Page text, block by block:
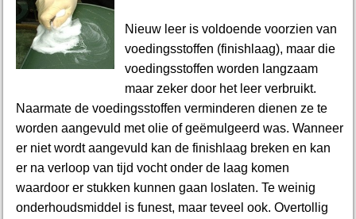
Nieuw leer is voldoende voorzien van
voedingsstoffen (finishlaag), maar die
voedingsstoffen worden langzaam
maar zeker door het leer verbruikt.
Naarmate de voedingsstoffen verminderen dienen ze te
worden aangevuld met olie of geëmulgeerd was. Wanneer
er niet wordt aangevuld kan de finishlaag breken en kan
er na verloop van tijd vocht onder de laag komen
waardoor er stukken kunnen gaan loslaten. Te weinig
onderhoudsmiddel is funest, maar teveel ook. Overtollig